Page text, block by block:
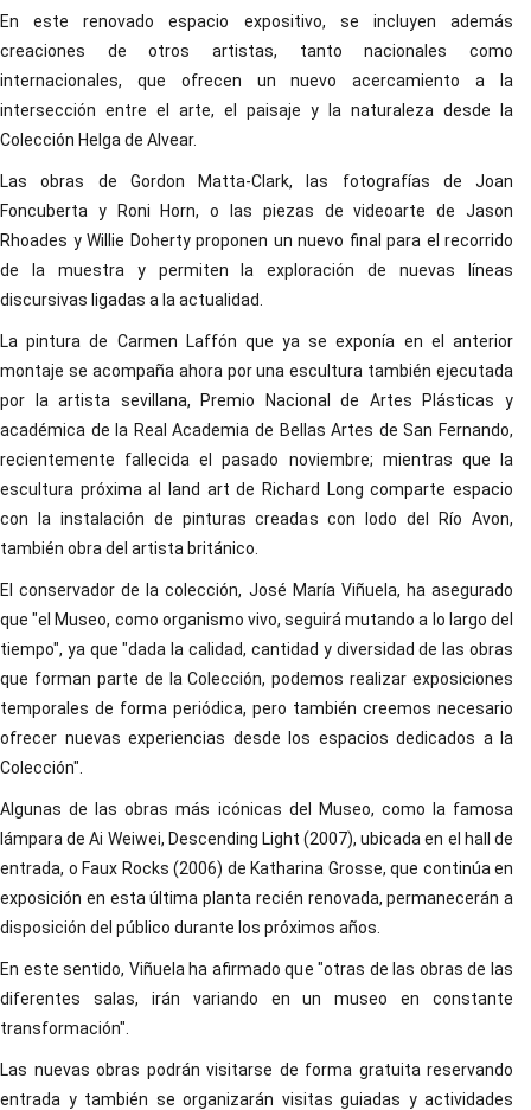
En este renovado espacio expositivo, se incluyen además
creaciones de otros artistas, tanto nacionales como
internacionales, que ofrecen un nuevo acercamiento a la
intersección entre el arte, el paisaje y la naturaleza desde la
Colección Helga de Alvear.
Las obras de Gordon Matta-Clark, las fotografías de Joan
Foncuberta y Roni Horn, o las piezas de videoarte de Jason
Rhoades y Willie Doherty proponen un nuevo final para el recorrido
de la muestra y permiten la exploración de nuevas líneas
discursivas ligadas a la actualidad.
La pintura de Carmen Laffón que ya se exponía en el anterior
montaje se acompaña ahora por una escultura también ejecutada
por la artista sevillana, Premio Nacional de Artes Plásticas y
académica de la Real Academia de Bellas Artes de San Fernando,
recientemente fallecida el pasado noviembre; mientras que la
escultura próxima al land art de Richard Long comparte espacio
con la instalación de pinturas creadas con lodo del Río Avon,
también obra del artista británico.
El conservador de la colección, José María Viñuela, ha asegurado
que "el Museo, como organismo vivo, seguirá mutando a lo largo del
tiempo", ya que "dada la calidad, cantidad y diversidad de las obras
que forman parte de la Colección, podemos realizar exposiciones
temporales de forma periódica, pero también creemos necesario
ofrecer nuevas experiencias desde los espacios dedicados a la
Colección".
Algunas de las obras más icónicas del Museo, como la famosa
lámpara de Ai Weiwei, Descending Light (2007), ubicada en el hall de
entrada, o Faux Rocks (2006) de Katharina Grosse, que continúa en
exposición en esta última planta recién renovada, permanecerán a
disposición del público durante los próximos años.
En este sentido, Viñuela ha afirmado que "otras de las obras de las
diferentes salas, irán variando en un museo en constante
transformación".
Las nuevas obras podrán visitarse de forma gratuita reservando
entrada y también se organizarán visitas guiadas y actividades